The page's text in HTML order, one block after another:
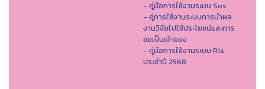
- คู่มือการใช้งานระบบ Sos
- คู่การใช้งานระบบการนำผล
งานวิจัยไปใช้ประโยชน์และการ
ขอเป็นเจ้าของ
- คู่มือการใช้งานระบบ Ris
ประจำปี 2568